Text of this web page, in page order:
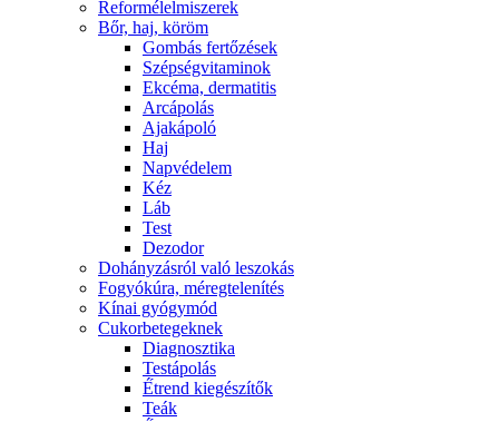
Reformélelmiszerek
Bőr, haj, köröm
Gombás fertőzések
Szépségvitaminok
Ekcéma, dermatitis
Arcápolás
Ajakápoló
Haj
Napvédelem
Kéz
Láb
Test
Dezodor
Dohányzásról való leszokás
Fogyókúra, méregtelenítés
Kínai gyógymód
Cukorbetegeknek
Diagnosztika
Testápolás
É́trend kiegészítők
Teák